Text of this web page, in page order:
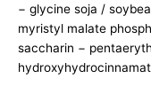
− glycine soja /
myristyl malate
saccharin −